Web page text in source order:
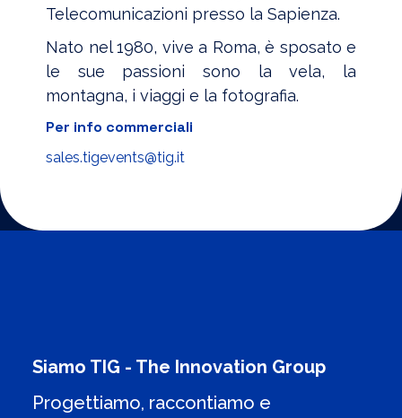
Telecomunicazioni presso la Sapienza.
Nato nel 1980, vive a Roma, è sposato e
le sue passioni sono la vela, la
montagna, i viaggi e la fotografia.
Per info commerciali
sales.tigevents@tig.it
Siamo TIG - The Innovation Group
Progettiamo, raccontiamo e